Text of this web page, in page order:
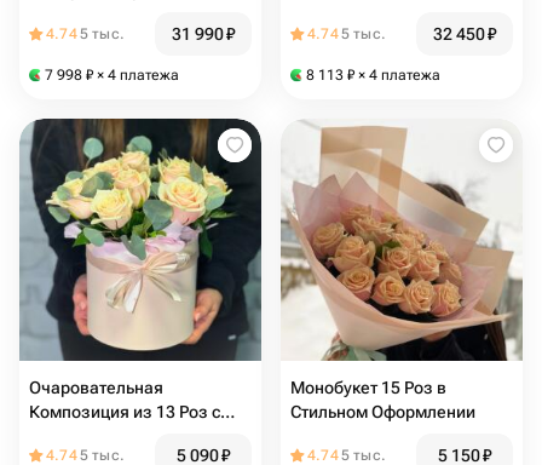
4.745 тыс. 31 990₽
7 998 ₽ × 4 платежа
4.745 тыс. 32 450₽
8 113 ₽ × 4 платежа
Очаровательная
Композиция из 13 Роз с
4.745 тыс. 5 090₽
Монобукет 15 Роз в
Стильном Оформлении
4.745 тыс. 5 150₽